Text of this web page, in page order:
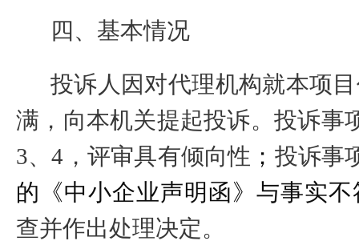
四、基本情况
投诉人因对代理机构就本项
满，向本机关提起投诉。投诉事
3、4 ， 评审具有倾向性 ； 投诉事
的 《中小企业声明函》与事实不
查并作出处理决定。